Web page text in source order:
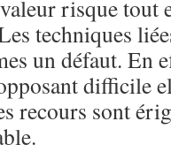
risque tout
techniques
un défaut. En
difficile
recours sont